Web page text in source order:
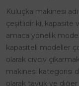
Kuluçka makinesi
çeşitlidir ki, kapasite
amaca yönelik
kapasiteli modeller
olarak civciv
makinesi kategorisi
olarak tavuk ve diğer